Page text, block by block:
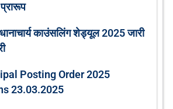
काउंसलिंग शेड्यूल 2025 जारी
Posting Order 2025
23.03.2025